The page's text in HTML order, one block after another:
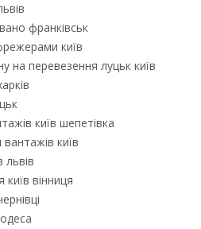
франківськ
київ
на перевезення луцьк київ
київ шепетівка
київ
львів
вінниця